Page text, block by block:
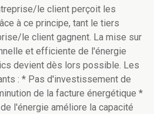
le client perçoit les
à ce principe, tant le tiers
le client gagnent. La mise sur
et efficiente de l'énergie
devient dès lors possible. Les
: * Pas d'investissement de
de la facture énergétique *
l'énergie améliore la capacité